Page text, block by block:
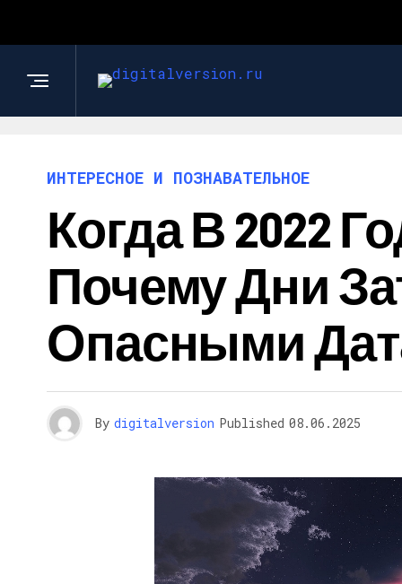
ИНТЕРЕСНОЕ И ПОЗНАВАТЕЛЬНОЕ
Когда В 2022
Почему Дни
Опасными
By digitalversion Published 08.06.2025